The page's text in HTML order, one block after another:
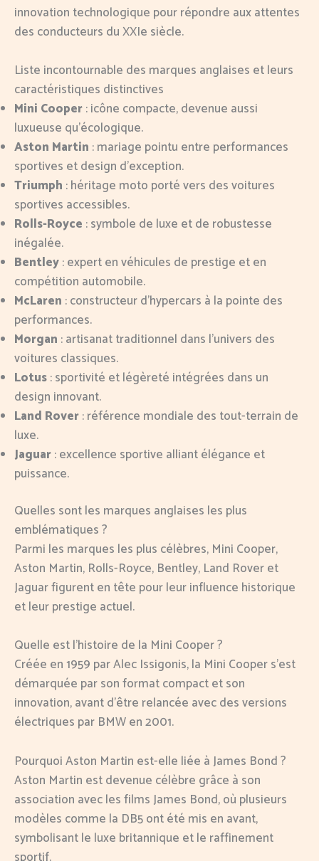
innovation technologique pour répondre aux attentes
des conducteurs du XXIe siècle.
Liste incontournable des marques anglaises et leurs
caractéristiques distinctives
Mini Cooper: icône compacte, devenue aussi
luxueuse qu’écologique.
Aston Martin : mariage pointu entre performances
sportives et design d’exception.
Triumph : héritage moto porté vers des voitures
sportives accessibles.
Rolls-Royce : symbole de luxe et de robustesse
inégalée.
Bentley: expert en véhicules de prestige et en
compétition automobile.
McLaren : constructeur d’hypercars à la pointe des
performances.
Morgan : artisanat traditionnel dans l’univers des
voitures classiques.
Lotus: sportivité et légèreté intégrées dans un
design innovant.
Land Rover: référence mondiale des tout-terrain de
luxe.
Jaguar: excellence sportive alliant élégance et
puissance.
Quelles sont les marques anglaises les plus
emblématiques ?
Parmi les marques les plus célèbres, Mini Cooper,
Aston Martin, Rolls-Royce, Bentley, Land Rover et
Jaguar figurent en tête pour leur influence historique
et leur prestige actuel.
Quelle est l’histoire de la Mini Cooper ?
Créée en 1959 par Alec Issigonis, la Mini Cooper s’est
démarquée par son format compact et son
innovation, avant d’être relancée avec des versions
électriques par BMW en 2001.
Pourquoi Aston Martin est-elle liée à James Bond ?
Aston Martin est devenue célèbre grâce à son
association avec les films James Bond, où plusieurs
modèles comme la DB5 ont été mis en avant,
symbolisant le luxe britannique et le raffinement